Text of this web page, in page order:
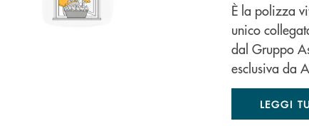
È la polizza
unico
dal Gruppo
esclusiva da
LEGGI